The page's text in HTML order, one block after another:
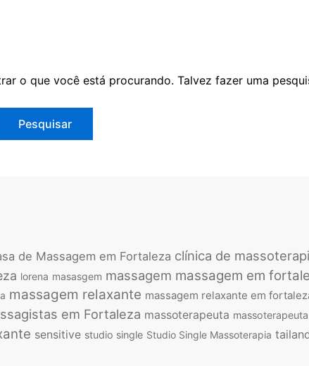
o que você está procurando. Talvez fazer uma
de Massagem em Fortaleza clínica de
lorena masasgem massagem massagem em
massagem relaxante massagem relaxante em
em Fortaleza massoterapeuta
sensitive studio single Studio Single Massoterapia